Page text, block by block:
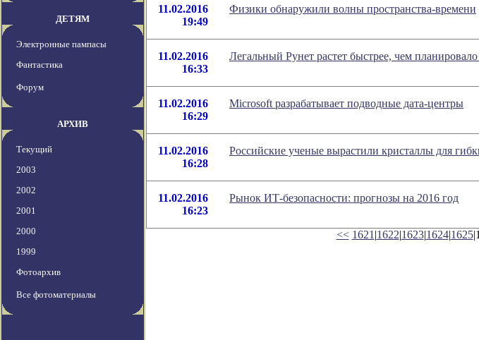
ДЕТЯМ
Электронные пампасы
Фантастика
Форум
АРХИВ
Текущий
2003
2002
2001
2000
1999
Фотоархив
Все фотоматериалы
11.02.2016
19:49
Физики обнаружили волны пространства-времени
11.02.2016
16:33
Легальный Рунет растет быстрее, чем
11.02.2016
16:29
Microsoft разрабатывает подводные дата-центры
11.02.2016
16:28
Российские ученые вырастили кристаллы для
11.02.2016
16:23
Рынок ИТ-безопасности: прогнозы на 2016 год
<< 1621 |1622|1623|1624|1625